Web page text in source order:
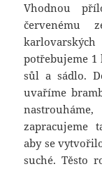
Vhodnou
červenému
potřebujeme 1
sůl a sádlo.
uvaříme
zapracujeme
aby se
suché. Těsto